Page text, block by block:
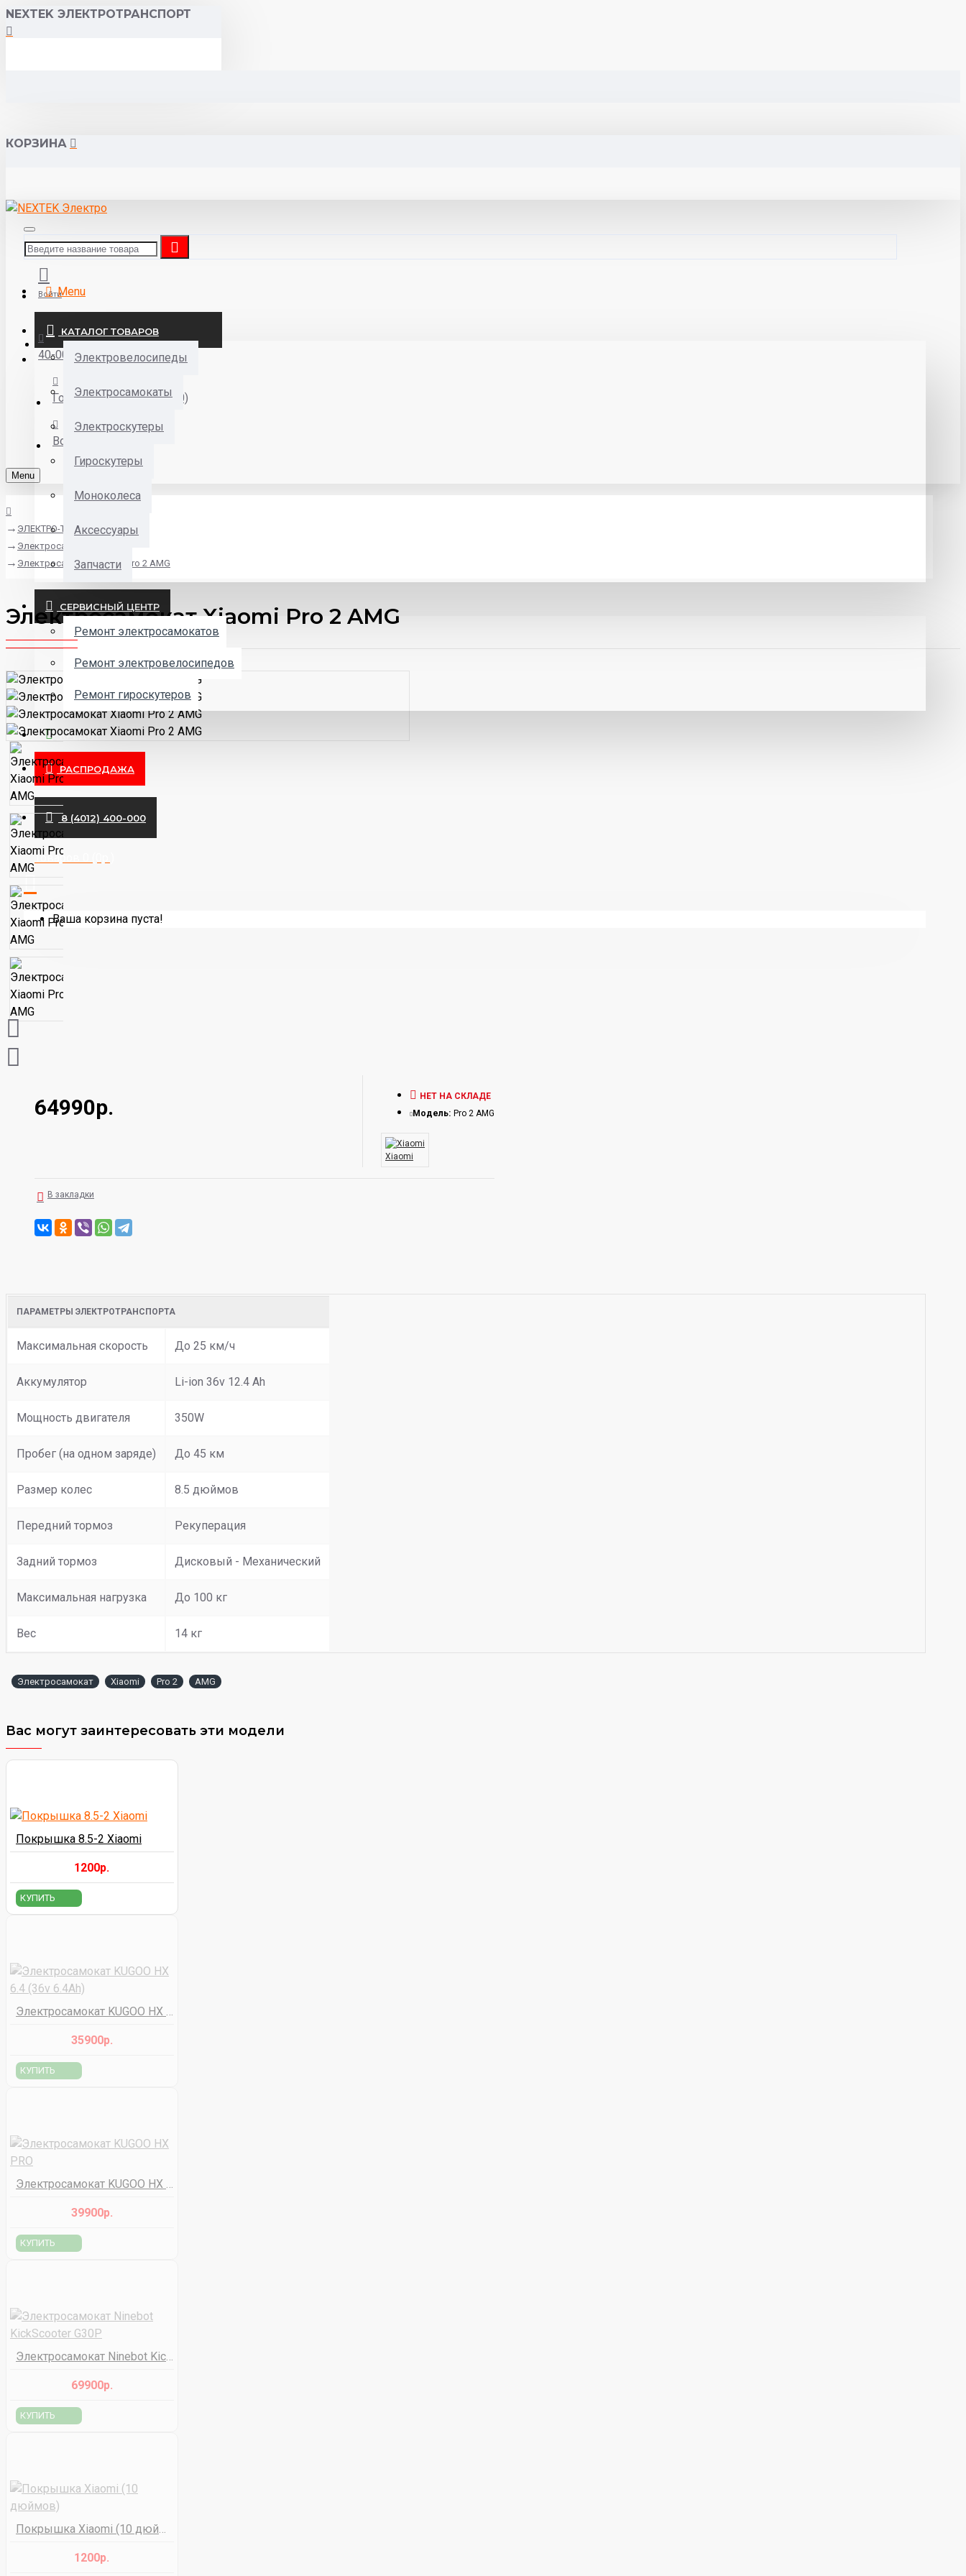
NEXTEK ЭЛЕКТРОТРАНСПОРТ
КОРЗИНА
Войти
Закладки
Menu
КАТАЛОГ ТОВАРОВ
Электровелосипеды
Электросамокаты
Электроскутеры
Гироскутеры
Моноколеса
Аксессуары
Запчасти
СЕРВИСНЫЙ ЦЕНТР
Ремонт электросамокатов
Ремонт электровелосипедов
Ремонт гироскутеров
КРЕДИТ
РАСПРОДАЖА
8 (4012) 400-000
Товаров 0 (0р.)
Ваша корзина пуста!
40-00-00
Горького 55 (10:00-19:00)
Войти
Menu
ЭЛЕКТРО-ТРАНСПОРТ
Электросамокаты
Электросамокат Xiaomi Pro 2 AMG
Электросамокат Xiaomi Pro 2 AMG
64990р.
НЕТ НА СКЛАДЕ
Модель: Pro 2 AMG
Xiaomi
В закладки
ПАРАМЕТРЫ ЭЛЕКТРОТРАНСПОРТА
Максимальная скорость До 25 км/ч
Аккумулятор Li-ion 36v 12.4 Ah
Мощность двигателя 350W
Пробег (на одном заряде) До 45 км
Размер колес 8.5 дюймов
Передний тормоз Рекуперация
Задний тормоз Дисковый - Механический
Максимальная нагрузка До 100 кг
Вес 14 кг
Электросамокат Xiaomi Pro 2 AMG
Вас могут заинтересовать эти модели
Покрышка 8.5-2 Xiaomi
1200р.
КУПИТЬ
Электросамокат KUGOO HX 6.4 (36v 6.4Ah)
35900р.
КУПИТЬ
Электросамокат KUGOO HX PRO
39900р.
КУПИТЬ
Электросамокат Ninebot KickScooter G30P
69900р.
КУПИТЬ
Покрышка Xiaomi (10 дюймов)
1200р.